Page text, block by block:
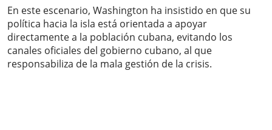
En este escenario, Washington ha insistido en que su
política hacia la isla está orientada a apoyar
directamente a la población cubana, evitando los
canales oficiales del gobierno cubano, al que
responsabiliza de la mala gestión de la crisis.